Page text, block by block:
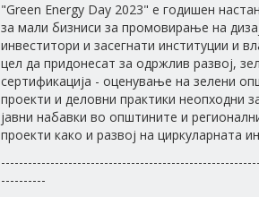
"Green Energy Day 2023" е годишен
за мали бизниси за промовирање на
инвеститори и засегнати институции и
цел да придонесат за одржлив развој,
сертификација - оценување на зелени
проекти и деловни практики неопходни
јавни набавки во општините и
проекти како и развој на циркуларната
----------